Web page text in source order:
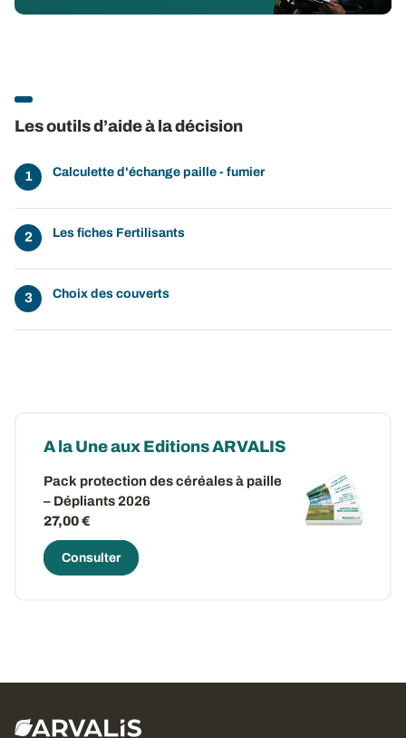
Les outils d’aide à la décision
Calculette d'échange paille - fumier
Les fiches Fertilisants
Choix des couverts
A la Une aux Editions ARVALIS
Pack protection des céréales à paille
– Dépliants 2026
27,00 €
Consulter